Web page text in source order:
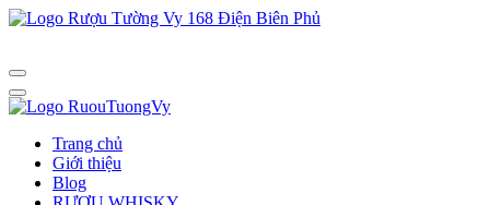
Trang chủ
Giới thiệu
Blog